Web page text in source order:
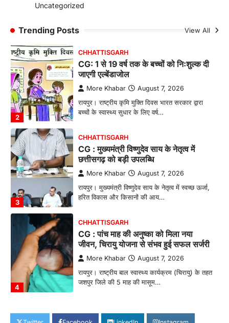
Uncategorized
Trending Posts View All
बनाने की दिशा में जिले के नगरी…
2
CHHATTISGARH
CG: 1 से 19 वर्ष तक के बच्चों को निःशुल्क दी
जाएगी एल्बेंडाजोल
More Khabar August 7, 2026
रायपुर। राष्ट्रीय कृमि मुक्ति दिवस भारत सरकार द्वारा
बच्चों के स्वास्थ्य सुधार के लिए वर्ष…
3
CHHATTISGARH
CG : मुख्यमंत्री विष्णुदेव साय के नेतृत्व में
छत्तीसगढ़ को बड़ी उपलब्धि
More Khabar August 7, 2026
रायपुर। मुख्यमंत्री विष्णुदेव साय के नेतृत्व में स्वच्छ ऊर्जा,
हरित विकास और किसानों की आय…
4
CHHATTISGARH
CG : पांच माह की अनुष्का को मिला नया
जीवन, चिरायु योजना से संभव हुई सफल सर्जरी
More Khabar August 7, 2026
रायपुर। राष्ट्रीय बाल स्वास्थ्य कार्यक्रम (चिरायु) के तहत
जशपुर जिले की 5 माह की मासूम…
CG: छिपली की दीदियों का कमाल, बकरी